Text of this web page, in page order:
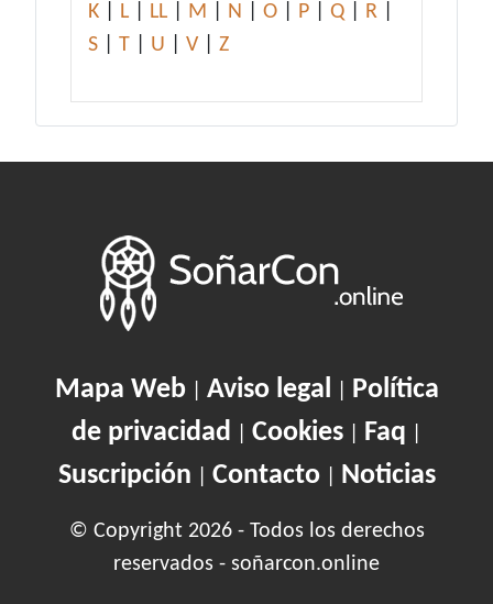
K
L LL M N O P Q R
S
T U V Z
Mapa Web| Aviso legal
Política
de privacidad
Cookies Faq
Suscripción Contacto| Noticias
© Copyright 2026 - Todos los derechos
reservados - soñarcon.online